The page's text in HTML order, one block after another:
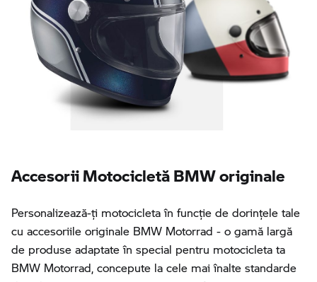
Accesorii Motocicletă BMW originale
Personalizează-ţi motocicleta în funcţie de dorinţele tale
cu accesoriile originale BMW Motorrad - o gamă largă
de produse adaptate în special pentru motocicleta ta
BMW Motorrad, concepute la cele mai înalte standarde